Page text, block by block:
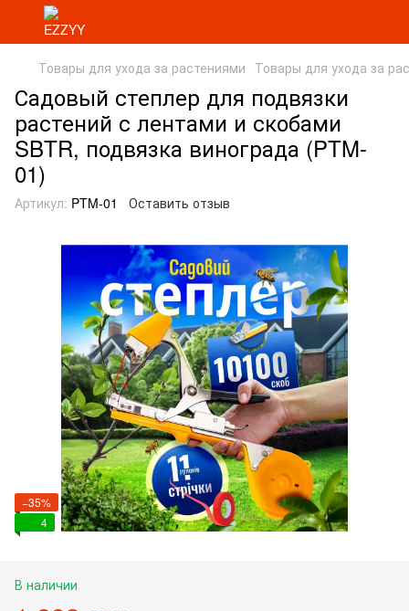
Товары для ухода за растениями Товары для ухода за
Садовый степлер для подвязки
растений с лентами и скобами
SBTR, подвязка винограда (PTM-
01)
Артикул: PTM-01 Оставить отзыв
−35%
4
В наличии